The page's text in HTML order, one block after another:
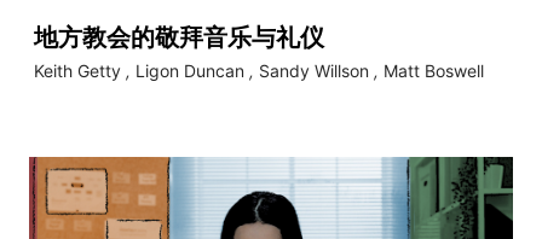
地方教会的敬拜音乐与礼仪
Keith Getty , Ligon Duncan , Sandy Willson , Matt Boswell